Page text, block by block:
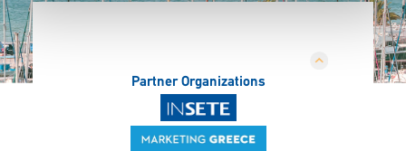
Partner Organizations